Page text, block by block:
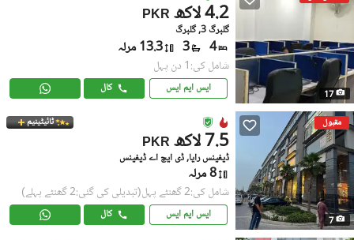
17
PKR 4.2 لاکھ
گلبرگ 3, گلبرگ
4
3 13.3 مرلہ
شامل کی:1 دن پہل
ایس ایم ایس کال
مقبول
7
ٹائیٹینیم
PKR 7.5 لاکھ
ڈیفینس رایا, ڈی ایچ اے ڈیفینس
8 مرلہ
شامل کی:2 گھنٹے پہل (تبدیلی کی گئی:2 گھنٹے پہلے)
ایس ایم ایس کال